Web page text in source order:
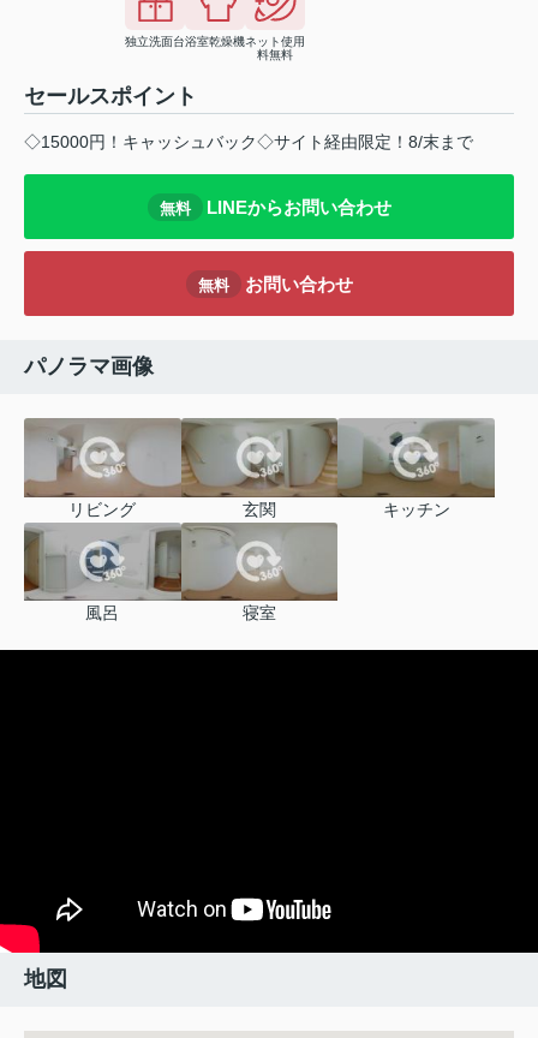
独立洗面台浴室乾燥機ネット使用
料無料
セールスポイント
◇15000円！キャッシュバック◇サイト経由限定！8/末まで
無料 LINEからお問い合わせ
無料 お問い合わせ
パノラマ画像
リビング 玄関 キッチン
風呂 寝室
地図